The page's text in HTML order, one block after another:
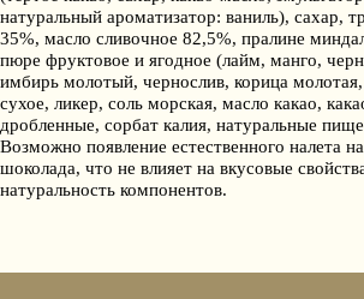
натуральный ароматизатор: ваниль), сахар,
35%, масло сливочное 82,5%, пралине
пюре фруктовое и ягодное (лайм, манго,
имбирь молотый, чернослив, корица
сухое, ликер, соль морская, масло какао,
дробленные, сорбат калия, натуральные
Возможно появление естественного налета
шоколада, что не влияет на вкусовые
натуральность компонентов.